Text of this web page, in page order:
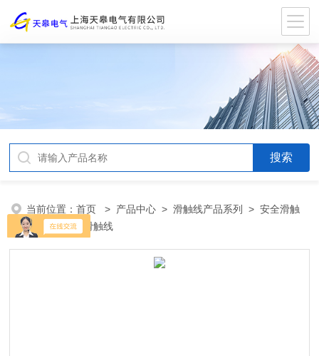
当前位置：首页 > 产品中心 >滑触线产品系列 >安全滑触
线
> 导管式滑触线